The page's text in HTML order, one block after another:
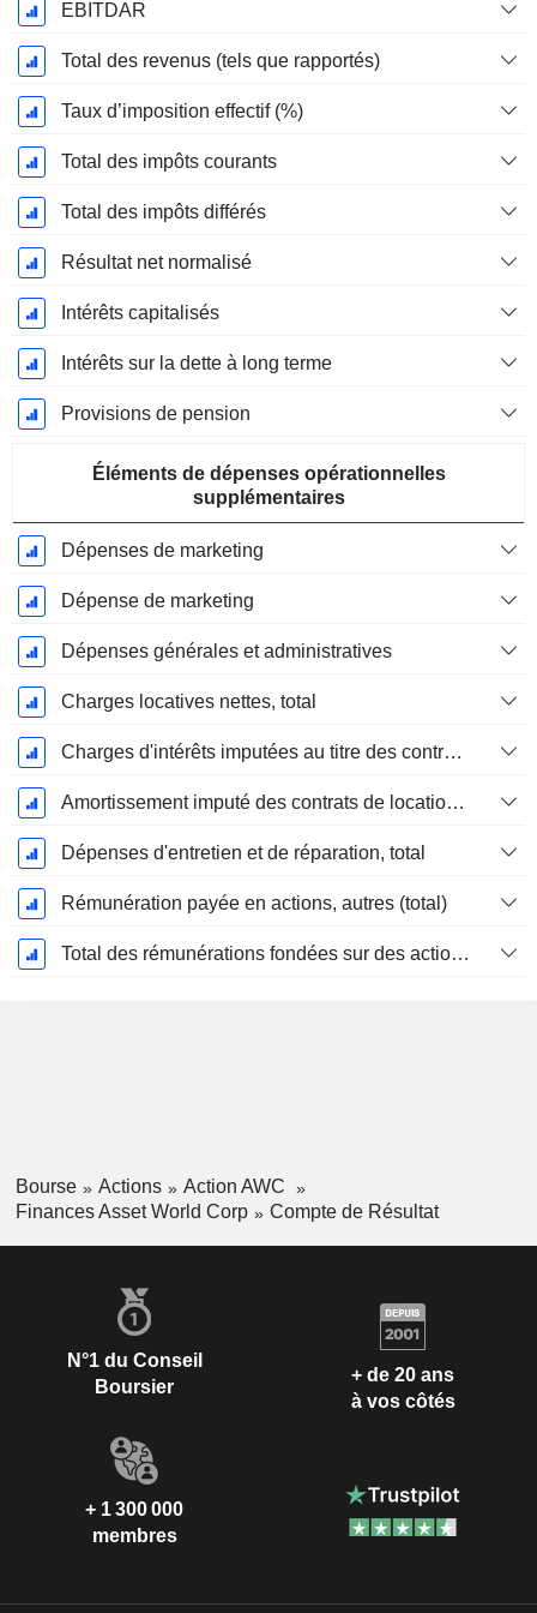
EBITDAR
Total des revenus (tels que rapportés)
Taux d’imposition effectif (%)
Total des impôts courants
Total des impôts différés
Résultat net normalisé
Intérêts capitalisés
Intérêts sur la dette à long terme
Provisions de pension
Éléments de dépenses opérationnelles
supplémentaires
Dépenses de marketing
Dépense de marketing
Dépenses générales et administratives
Charges locatives nettes, total
Charges d'intérêts imputées au titre des contrats de location
Amortissement imputé des contrats de location simple
Dépenses d'entretien et de réparation, total
Rémunération payée en actions, autres (total)
Total des rémunérations fondées sur des actions
Bourse Actions
Action AWC
Finances Asset World Corp
Compte de Résultat
N°1 du Conseil
Boursier
+ de 20 ans
à vos côtés
+ 1 300 000
membres